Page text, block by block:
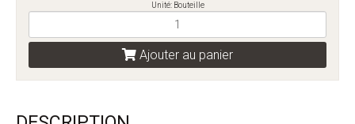
Unité: Bouteille
Ajouter au panier